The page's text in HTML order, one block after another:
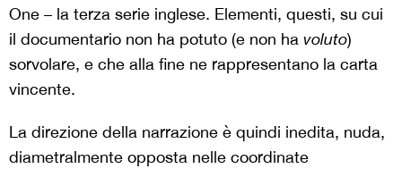
One – la terza serie inglese. Elementi, questi, su cui
il documentario non ha potuto (e non ha voluto)
sorvolare, e che alla fine ne rappresentano la carta
vincente.
La direzione della narrazione è quindi inedita, nuda,
diametralmente opposta nelle coordinate